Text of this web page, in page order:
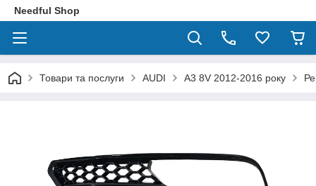
Needful Shop
Товари та послуги AUDI A3 8V 2012-2016 року